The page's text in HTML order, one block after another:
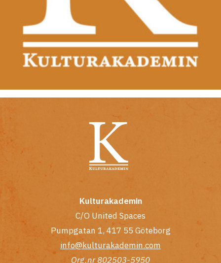
Kulturakademin
C/O United Spaces
Pumpgatan 1, 417 55 Göteborg
info@kulturakademin.com
Org.nr 802503-5950